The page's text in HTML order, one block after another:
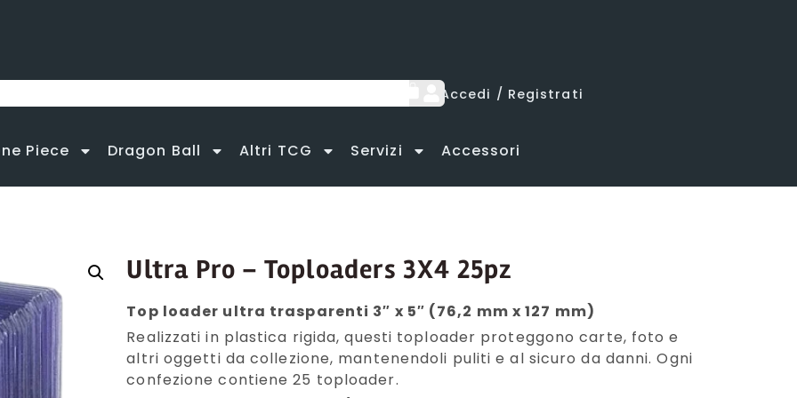
Accedi / Registrati
Piece Dragon Ball Altri TCG Servizi Accessori
Ultra Pro – Toploaders 3X4 25pz
Top loader ultra trasparenti 3″ x 5″ (76,2 mm x 127 mm)
Realizzati in plastica rigida, questi toploader proteggono carte, foto e
altri oggetti da collezione, mantenendoli puliti e al sicuro da danni. Ogni
confezione contiene 25 toploader.